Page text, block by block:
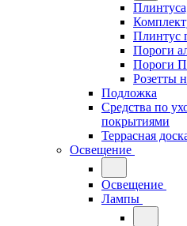
Плинтус
Пороги
Пороги
Розетты
Подложка
Средства по
покрытиями
Террасная
Освещение
Освещение
Лампы